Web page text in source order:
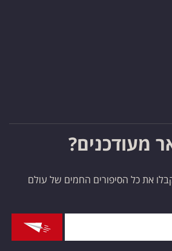
מעודכנים?
את כל הסיפורים החמים של עולם